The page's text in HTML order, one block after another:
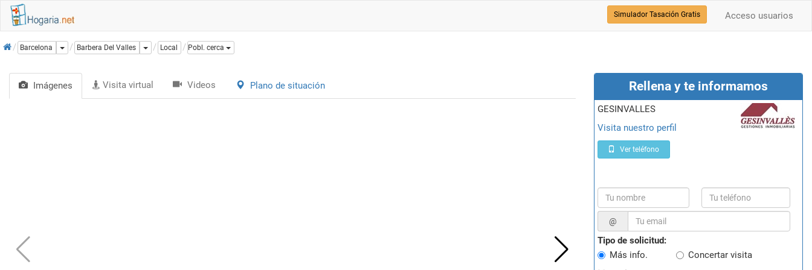
Acceso usuarios
Simulador Tasación Gratis
InicioBarcelona Dropdown
Barbera Del Valles Dropdown
Local Pobl. cerca
Imágenes Visita virtual Videos Plano de situación Rellena y te informamos
GESINVALLES
Visita nuestro perfil
Ver teléfono
@
Tipo de solicitud:
Más info.
Concertar visita